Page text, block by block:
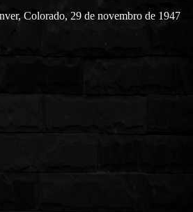
Colorado, 29 de novembro de 1947